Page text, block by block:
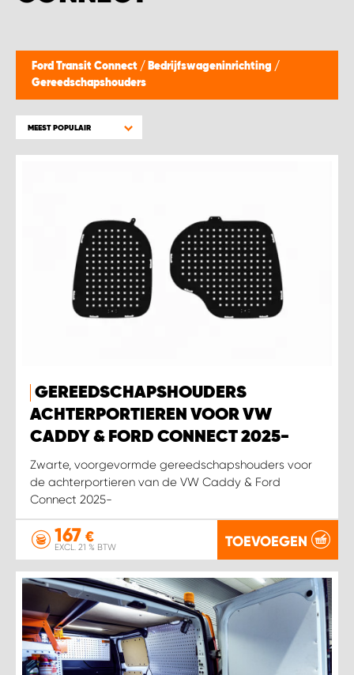
Ford Transit Connect / Bedrijfswageninrichting /
Gereedschapshouders
MEEST POPULAIR
GEREEDSCHAPSHOUDERS
ACHTERPORTIEREN VOOR VW
CADDY & FORD CONNECT 2025-
Zwarte, voorgevormde gereedschapshouders voor
de achterportieren van de VW Caddy & Ford
Connect 2025-
167 €
EXCL. 21 % BTW TOEVOEGEN
WORK SYSTEM BEST
WORK SYSTEM ELST
WORK SYSTEM GORREDIJK
WORK SYSTEM HARDERWIJK
WORK SYSTEM HARMELEN
WORK SYSTEM HARTWERD
WORK SYSTEM KOOTWIJKERBROEK
WORK SYSTEM LOPIK AUTOSERVICE BENSCHOP
WORK SYSTEM LOPIK GARAGE STUIVENBERG
WORK SYSTEM NIEUWEGEIN
WORK SYSTEM NIEUWERKERK AAN DEN IJSSEL
WORK SYSTEM OOSTERHOUT
WORK SYSTEM REEUWIJK